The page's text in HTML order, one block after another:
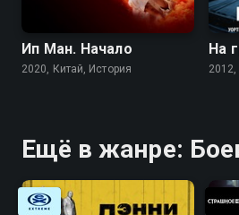
Ип Ман. Начало
2020, Китай, История
На
Ещё в жанре: